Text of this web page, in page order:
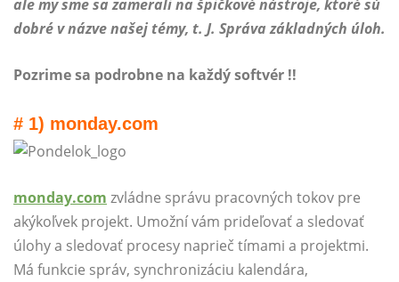
ale my sme sa zamerali na špičkové nástroje, ktoré sú
dobré v názve našej témy, t. J. Správa základných úloh.
Pozrime sa podrobne na každý softvér !!
# 1) monday.com
monday.com zvládne správu pracovných tokov pre
akýkoľvek projekt. Umožní vám prideľovať a sledovať
úlohy a sledovať procesy naprieč tímami a projektmi.
Má funkcie správ, synchronizáciu kalendára,